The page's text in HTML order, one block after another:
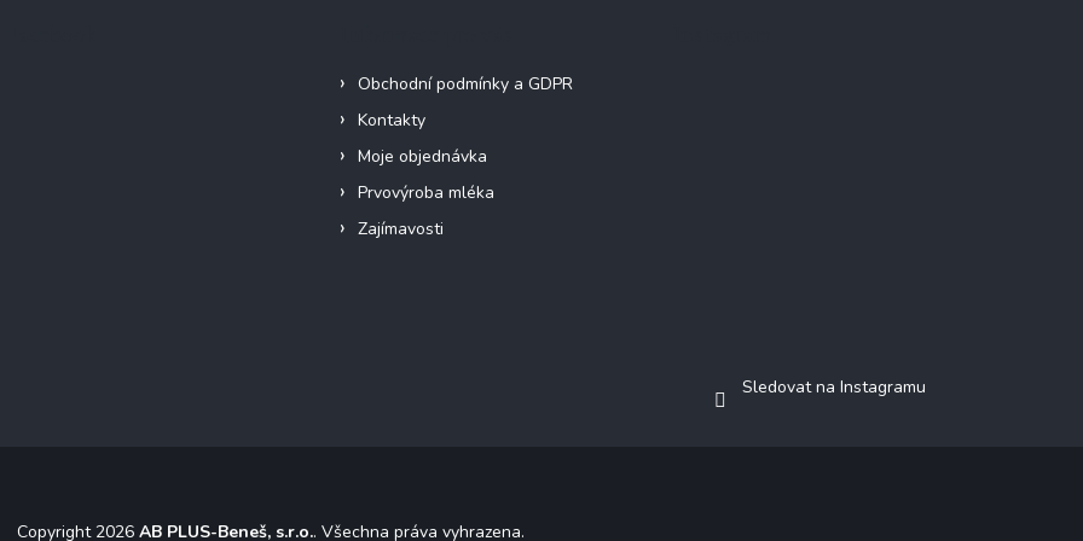
Obchodní podmínky a GDPR
Kontakty
Moje objednávka
Prvovýroba mléka
Zajímavosti
Sledovat na Instagramu
Copyright 2026 AB PLUS-Beneš, s.r.o.. Všechna práva vyhrazena.